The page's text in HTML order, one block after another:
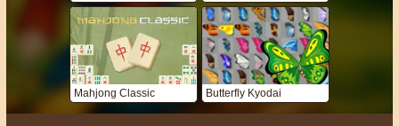
Mahjong Classic Butterfly Kyodai